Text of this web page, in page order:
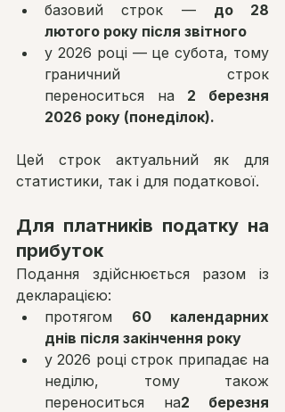
базовий строк — до 28
лютого року після звітного
у 2026 році — це субота, тому
граничний строк
переноситься на 2 березня
2026 року (понеділок).
Цей строк актуальний як для
статистики, так і для податкової.
Для платників податку на
прибуток
Подання здійснюється разом із
декларацією:
протягом 60 календарних
днів після закінчення року
у 2026 році строк припадає на
неділю, тому також
переноситься на2 березня